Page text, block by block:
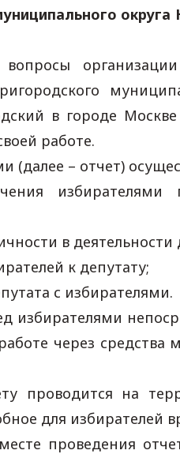
округа
в городе
работе.
– отчет)
избирателями
в деятельности
к депутату;
с избирателями.
избирателями
через
проводится на
для избирателей
проведения